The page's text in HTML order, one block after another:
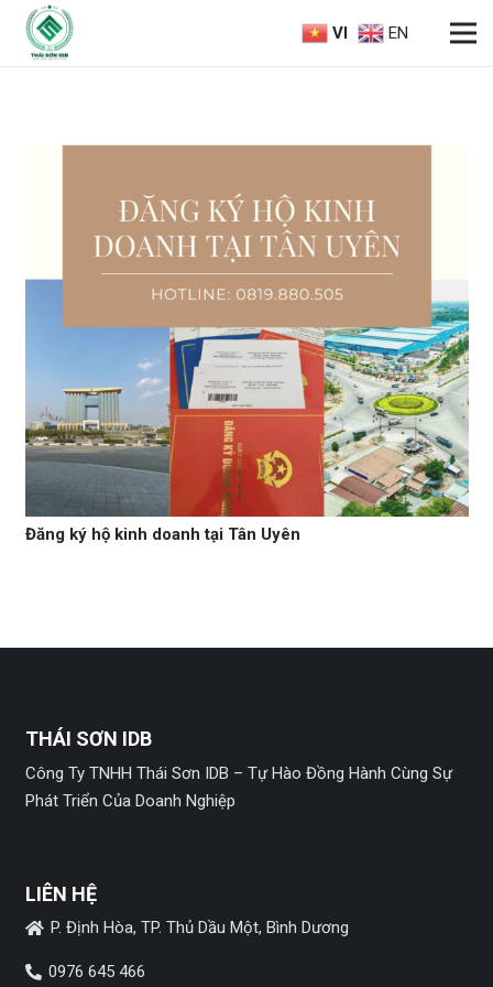
VI EN
Đăng ký hộ kinh doanh tại Tân Uyên
THÁI SƠN IDB
Công Ty TNHH Thái Sơn IDB – Tự Hào Đồng Hành Cùng Sự
Phát Triển Của Doanh Nghiệp
LIÊN HỆ
P. Định Hòa, TP. Thủ Dầu Một, Bình Dương
0976 645 466